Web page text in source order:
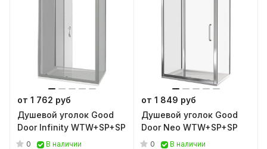
от 1 762 руб
Душевой уголок Good
Door Infinity WTW+SP+SP
0 В наличии
от 1 849 руб
Душевой уголок Good
Door Neo WTW+SP+SP
0 В наличии